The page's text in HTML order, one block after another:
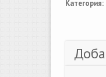
Категория: